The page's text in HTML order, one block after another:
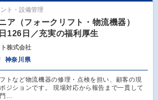
ト・設備管理
ア（フォークリフト・物流機器）
126日／充実の福利厚生
株式会社
神奈川県
トなど物流機器の修理・点検を担い、顧客の現
ジションです。 現場対応から報告まで一貫して
…